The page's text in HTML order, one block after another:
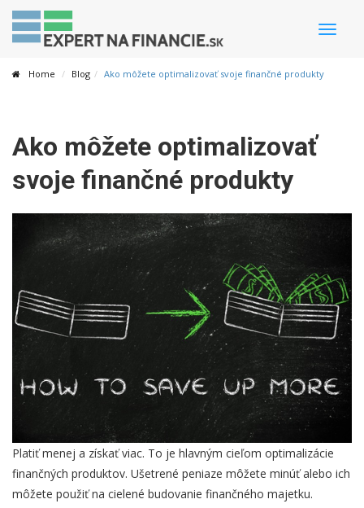
Toggle
Home Blog Ako môžete optimalizovať svoje finančné produkty
Ako môžete optimalizovať
svoje finančné produkty
Platiť menej a získať viac. To je hlavným cieľom optimalizácie
finančných produktov. Ušetrené peniaze môžete minúť alebo ich
môžete použiť na cielené budovanie finančného majetku.